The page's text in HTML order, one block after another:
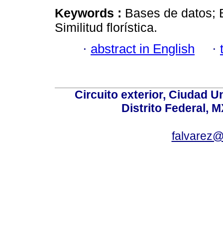
Keywords : Bases de datos;
Similitud florística.
· abstract in English ·
Circuito exterior, Ciudad
Distrito Federal,